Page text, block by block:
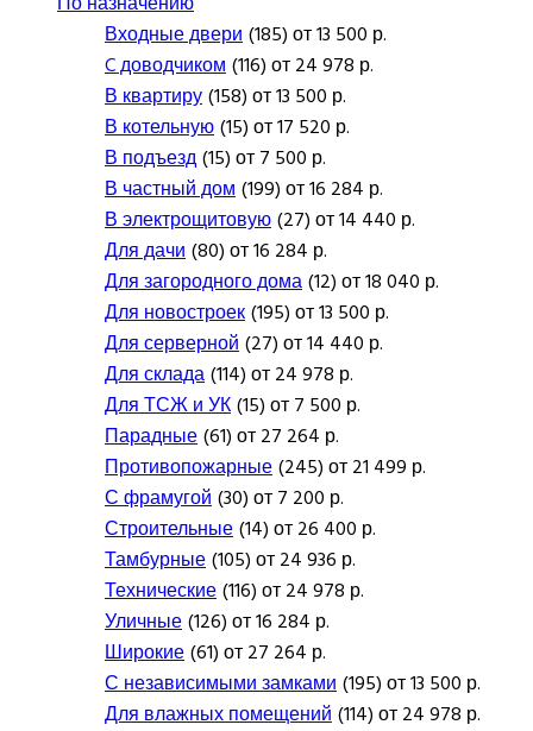
Входные двери(185) от 13 500 р.
C доводчиком(116) от 24 978 р.
В квартиру(158) от 13 500 р.
В котельную(15) от 17 520 р.
В подъезд(15) от 7 500 р.
В частный дом(199) от 16 284 р.
В электрощитовую(27) от 14 440 р.
Для дачи(80) от 16 284 р.
Для загородного дома(12) от 18 040 р.
Для новостроек(195) от 13 500 р.
Для серверной(27) от 14 440 р.
Для склада(114) от 24 978 р.
Для ТСЖ и УК(15) от 7 500 р.
Парадные(61) от 27 264 р.
Противопожарные(245) от 21 499 р.
С фрамугой(30) от 7 200 р.
Строительные(14) от 26 400 р.
Тамбурные(105) от 24 936 р.
Технические(116) от 24 978 р.
Уличные(126) от 16 284 р.
Широкие(61) от 27 264 р.
С независимыми замками(195) от 13 500 р.
Для влажных помещений(114) от 24 978 р.